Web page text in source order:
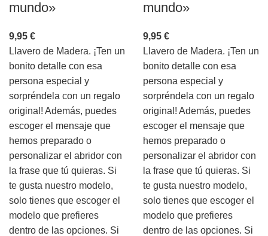
mundo»
9,95 €
Llavero de Madera. ¡Ten un
bonito detalle con esa
persona especial y
sorpréndela con un regalo
original! Además, puedes
escoger el mensaje que
hemos preparado o
personalizar el abridor con
la frase que tú quieras. Si
te gusta nuestro modelo,
solo tienes que escoger el
modelo que prefieres
dentro de las opciones. Si
mundo»
9,95 €
Llavero de Madera. ¡Ten un
bonito detalle con esa
persona especial y
sorpréndela con un regalo
original! Además, puedes
escoger el mensaje que
hemos preparado o
personalizar el abridor con
la frase que tú quieras. Si
te gusta nuestro modelo,
solo tienes que escoger el
modelo que prefieres
dentro de las opciones. Si